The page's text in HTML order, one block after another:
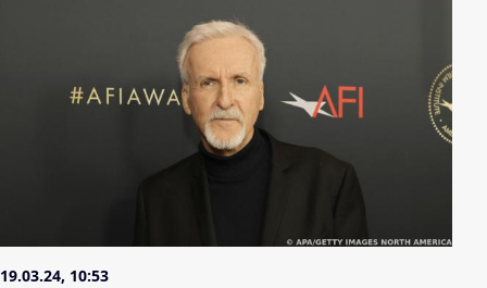
19.03.24, 10:53